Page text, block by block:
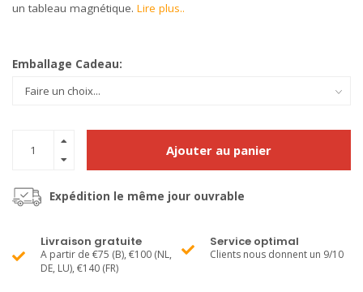
un tableau magnétique. Lire plus..
Emballage Cadeau:
Ajouter au panier
Expédition le même jour ouvrable
Livraison gratuite
A partir de €75 (B), €100 (NL,
DE, LU), €140 (FR)
Service optimal
Clients nous donnent un 9/10